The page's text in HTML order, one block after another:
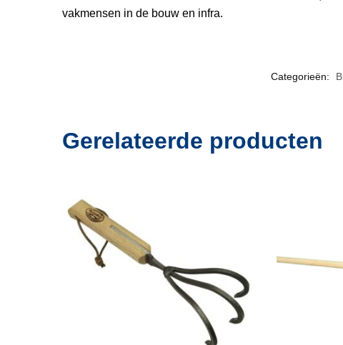
vakmensen in de bouw en infra.
Categorieën:
Gerelateerde producten